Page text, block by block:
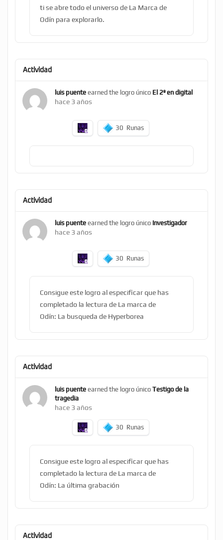
ti se abre todo el universo de La Marca de
Odín para explorarlo.
Actividad
luis puente earned the logro único El 2º en digital
hace 3 años
30 Runas
Actividad
luis puente earned the logro único Investigador
hace 3 años
30 Runas
Consigue este logro al especificar que has
completado la lectura de La marca de
Odín: La busqueda de Hyperborea
Actividad
luis puente earned the logro único Testigo de la
tragedia
hace 3 años
30 Runas
Consigue este logro al especificar que has
completado la lectura de La marca de
Odín: La última grabación
Actividad